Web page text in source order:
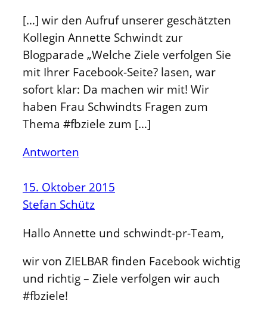
[…] wir den Aufruf unserer geschätzten
Kollegin Annette Schwindt zur
Blogparade „Welche Ziele verfolgen Sie
mit Ihrer Facebook-Seite? lasen, war
sofort klar: Da machen wir mit! Wir
haben Frau Schwindts Fragen zum
Thema #fbziele zum […]
Antworten
15. Oktober 2015
Stefan Schütz
Hallo Annette und schwindt-pr-Team,
wir von ZIELBAR finden Facebook wichtig
und richtig – Ziele verfolgen wir auch
#fbziele!